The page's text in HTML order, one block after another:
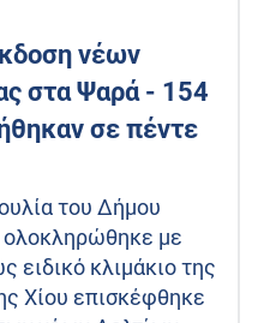
νέων
στα Ψαρά - 154
σε πέντε
του Δήμου
με
ειδικό κλιμάκιο της
Χίου επισκέφθηκε